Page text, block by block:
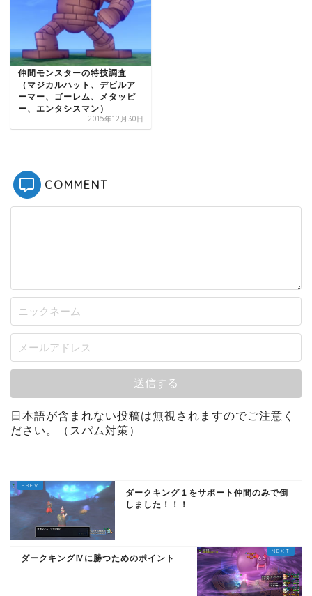
仲間モンスターの特技調査
（マジカルハット、デビルア
ーマー、ゴーレム、メタッピ
ー、エンタシスマン）
2015年12月30日
COMMENT
日本語が含まれない投稿は無視されますのでご注意く
ださい。（スパム対策）
ダークキング１をサポート仲間のみで倒
しました！！！
ダークキングⅣに勝つためのポイント